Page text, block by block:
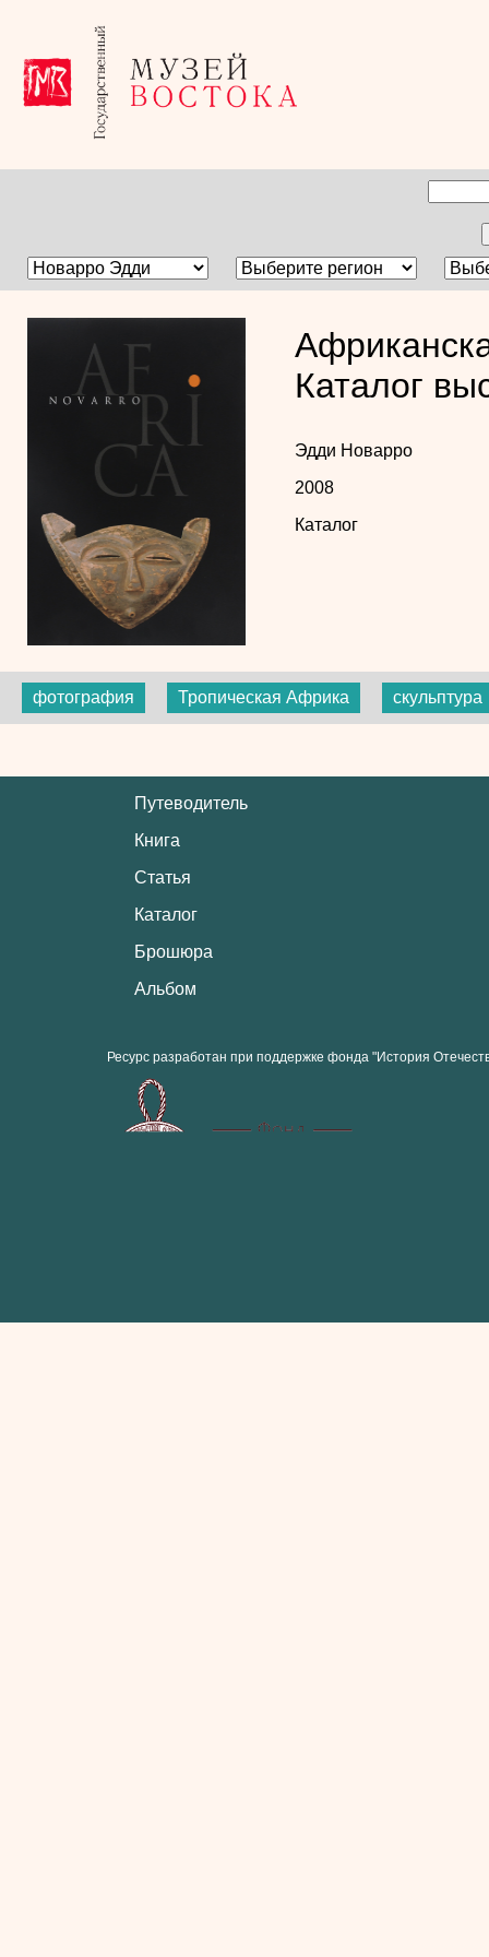
Каталог
Эдди Новарро
2008
Каталог
фотография Тропическая Африка скульптура
Путеводитель
Книга
Статья
Каталог
Брошюра
Альбом
Ресурс разработан при поддержке фонда "История